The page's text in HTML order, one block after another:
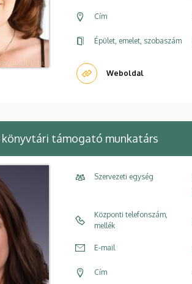
Cím
Épület, emelet, szobaszám
Weboldal
könyvtári támogató munkatárs
Szervezeti egység
Központi telefonszám,
mellék
E-mail
Cím